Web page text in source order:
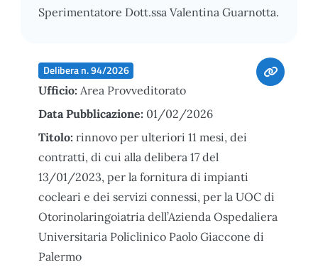
Sperimentatore Dott.ssa Valentina Guarnotta.
Delibera n. 94/2026
Ufficio: Area Provveditorato
Data Pubblicazione: 01/02/2026
Titolo: rinnovo per ulteriori 11 mesi, dei
contratti, di cui alla delibera 17 del
13/01/2023, per la fornitura di impianti
cocleari e dei servizi connessi, per la UOC di
Otorinolaringoiatria dell’Azienda Ospedaliera
Universitaria Policlinico Paolo Giaccone di
Palermo